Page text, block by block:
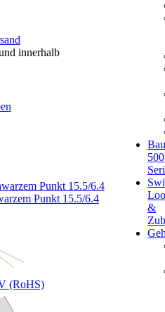
innerhalb
Punkt 15.5/6.4
(RoHS)
500
&